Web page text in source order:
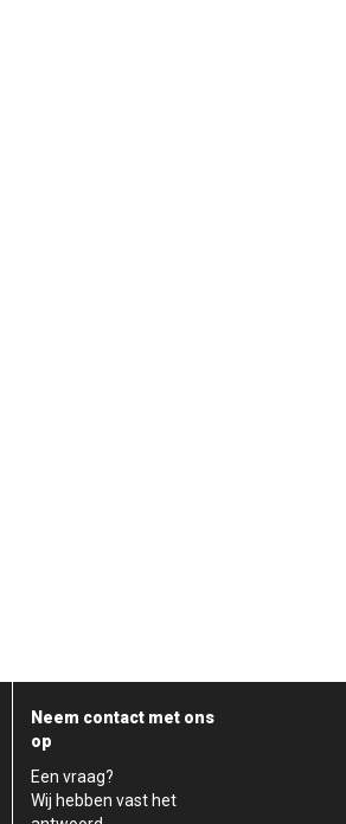
Neem contact met ons
op
Een vraag?
Wij hebben vast het